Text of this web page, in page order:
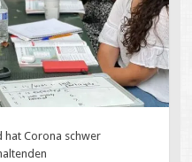
hat Corona schwer